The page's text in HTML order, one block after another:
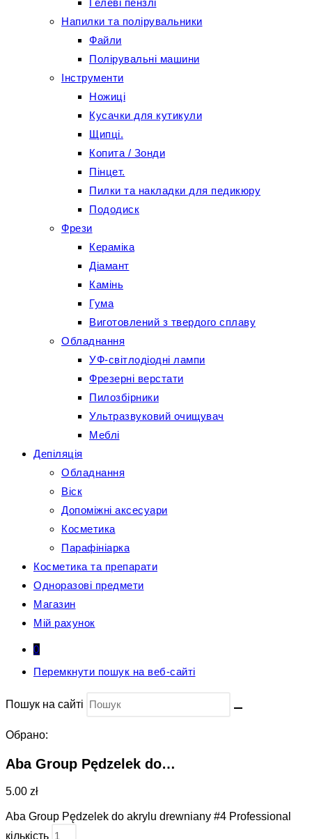
Гелеві пензлі
Напилки та полірувальники
Файли
Полірувальні машини
Інструменти
Ножиці
Кусачки для кутикули
Щипці.
Копита / Зонди
Пінцет.
Пилки та накладки для педикюру
Пододиск
Фрези
Кераміка
Діамант
Камінь
Гума
Виготовлений з твердого сплаву
Обладнання
УФ-світлодіодні лампи
Фрезерні верстати
Пилозбірники
Ультразвуковий очищувач
Меблі
Депіляція
Обладнання
Віск
Допоміжні аксесуари
Косметика
Парафініарка
Косметика та препарати
Одноразові предмети
Магазин
Мій рахунок
0
Перемкнути пошук на веб-сайті
Пошук на сайті
Обрано:
Aba Group Pędzelek do…
5.00 zł
Aba Group Pędzelek do akrylu drewniany #4 Professional
кількість